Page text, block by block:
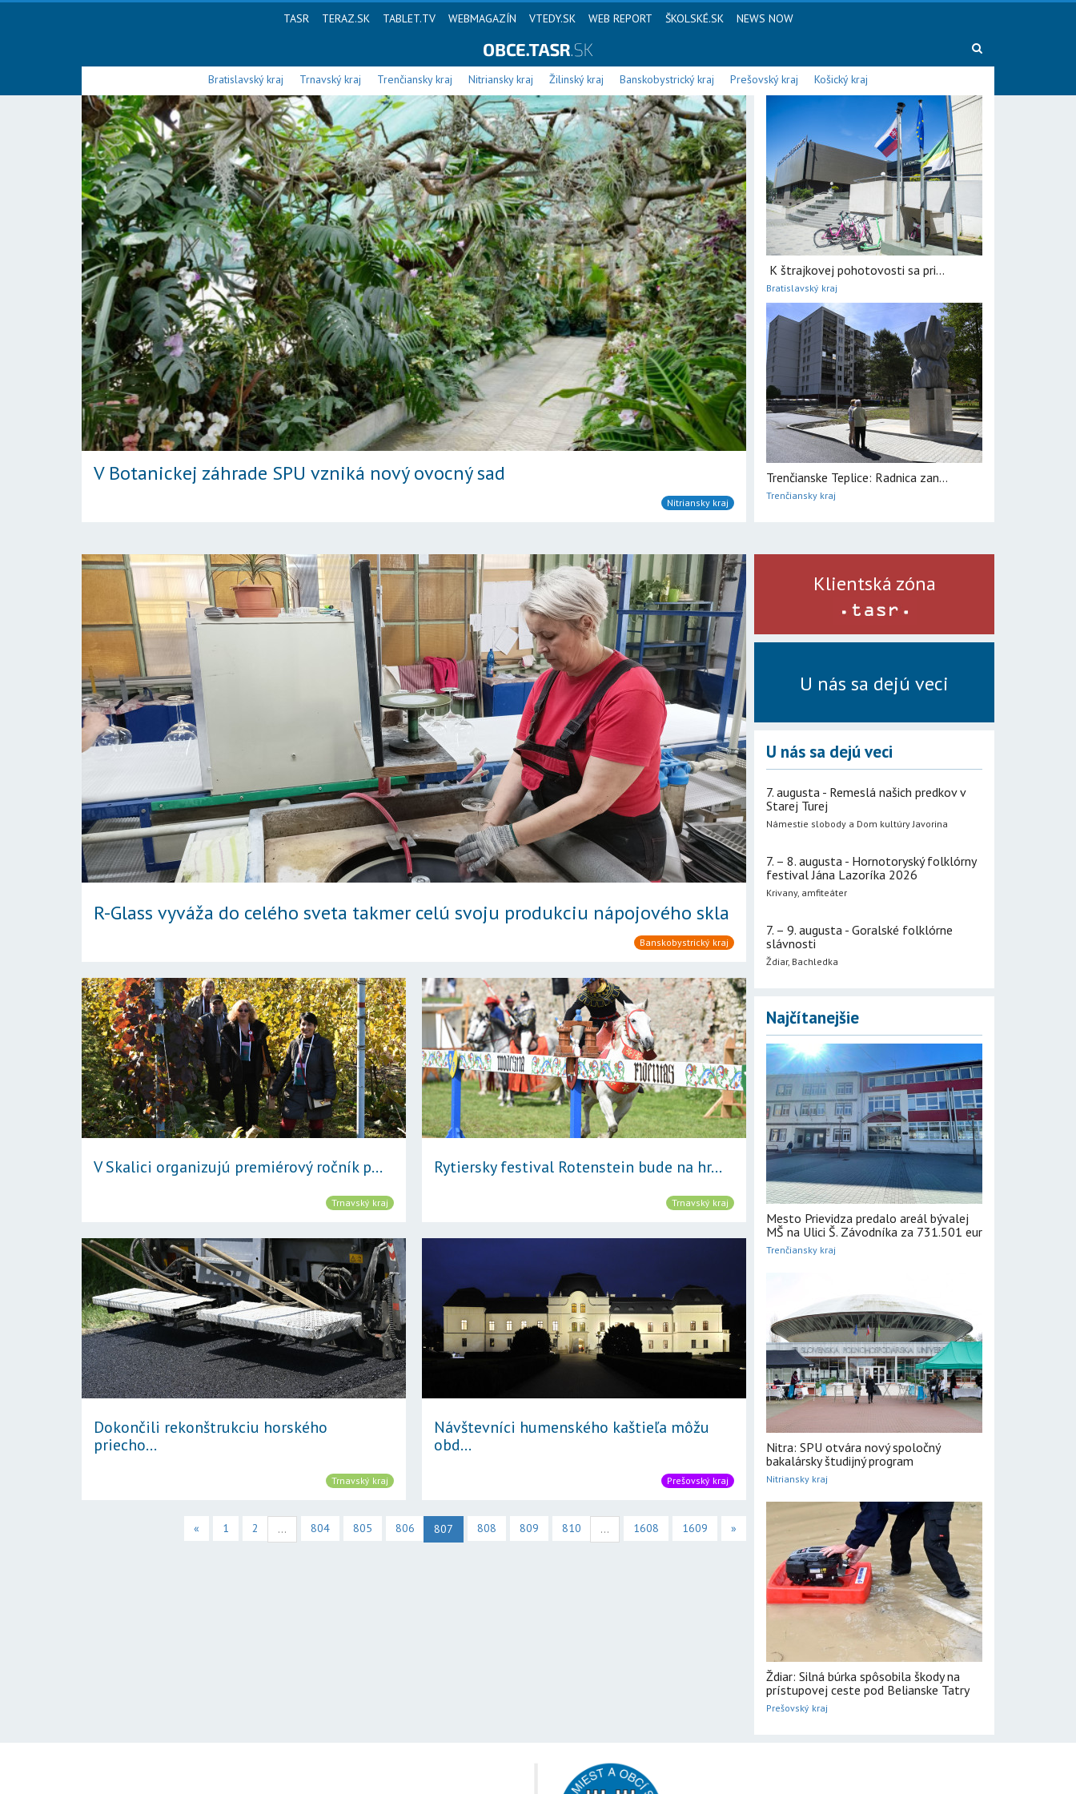
TASR TERAZ.SK TABLET.TV WEBMAGAZÍN VTEDY.SK WEB REPORT ŠKOLSKÉ.SK NEWS NOW
Bratislavský kraj Trnavský kraj Trenčiansky kraj Nitriansky kraj Žilinský kraj Banskobystrický kraj Prešovský kraj Košický kraj
V Botanickej záhrade SPU vzniká nový ovocný sad
Nitriansky kraj
K štrajkovej pohotovosti sa pri...
Bratislavský kraj
Trenčianske Teplice: Radnica zan...
Trenčiansky kraj
R-Glass vyváža do celého sveta takmer celú svoju produkciu nápojového skla
Banskobystrický kraj
V Skalici organizujú premiérový ročník p...
Trnavský kraj
Rytiersky festival Rotenstein bude na hr...
Trnavský kraj
Dokončili rekonštrukciu horského
priecho...
Trnavský kraj
Návštevníci humenského kaštieľa môžu
obd...
Prešovský kraj
« 1 2 ... 804 805 806 807 808 809 810 ... 1608 1609 »
Klientská zóna
U nás sa dejú veci
U nás sa dejú veci
7. augusta - Remeslá našich predkov v
Starej Turej
Námestie slobody a Dom kultúry Javorina
7. – 8. augusta - Hornotoryský folklórny
festival Jána Lazoríka 2026
Krivany, amfiteáter
7. – 9. augusta - Goralské folklórne
slávnosti
Ždiar, Bachledka
Najčítanejšie
Mesto Prievidza predalo areál bývalej
MŠ na Ulici Š. Závodníka za 731.501 eur
Trenčiansky kraj
Nitra: SPU otvára nový spoločný
bakalársky študijný program
Nitriansky kraj
Ždiar: Silná búrka spôsobila škody na
prístupovej ceste pod Belianske Tatry
Prešovský kraj